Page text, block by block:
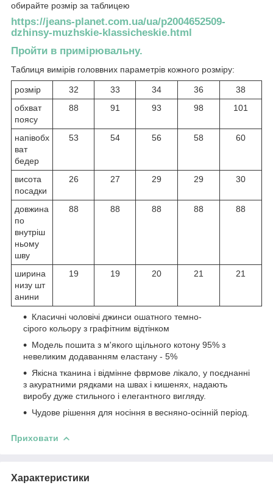
обирайте розмір за таблицею
https://jeans-planet.com.ua/ua/p2004652509-
dzhinsy-muzhskie-klassicheskie.html
Пройти в примірювальну.
Таблиця вимірів головвних параметрів кожного розміру:
розмір 32 33 34 36
38
обхват
поясу
88 91 93 98 101
напівобх
ват
бедер
53 54 56 58 60
висота
посадки
26 27 29 29 30
довжина
по
внутріш
ньому
шву
88 88 88 88 88
ширина
низу шт
анини
19 19 20 21 21
Класичні чоловічі джинси ошатного темно-
сірого кольору з графітним відтінком
Модель пошита з м'якого щільного котону 95% з
невеликим додаванням еластану - 5%
Якісна тканина і відмінне фврмове лікало, у поєднанні
з акуратними рядками на швах і кишенях, надають
виробу дуже стильного і елегантного вигляду.
Чудове рішення для носіння в весняно-осінній період.
Приховати
Характеристики